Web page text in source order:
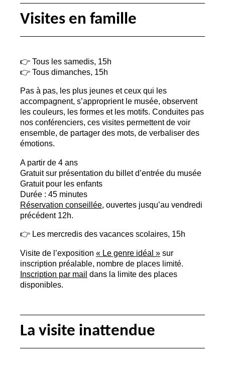
Visites en famille
👉 Tous les samedis, 15h
👉 Tous dimanches, 15h
Pas à pas, les plus jeunes et ceux qui les
accompagnent, s’approprient le musée, observent
les couleurs, les formes et les motifs. Conduites pas
nos conférenciers, ces visites permettent de voir
ensemble, de partager des mots, de verbaliser des
émotions.
A partir de 4 ans
Gratuit sur présentation du billet d’entrée du musée
Gratuit pour les enfants
Durée : 45 minutes
Réservation conseillée, ouvertes jusqu’au vendredi
précédent 12h.
👉 Les mercredis des vacances scolaires, 15h
Visite de l’exposition « Le genre idéal » sur
inscription préalable, nombre de places limité.
Inscription par mail dans la limite des places
disponibles.
La visite inattendue